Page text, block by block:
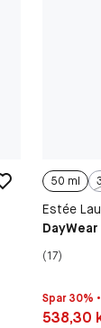
50 ml
Estée
(17)
Spar 30%
Pris:
538,30